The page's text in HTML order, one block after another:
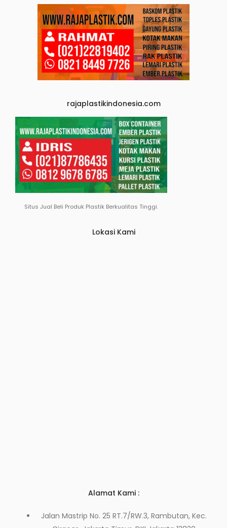
rajaplastikindonesia.com
Situs Jual Beli Produk Plastik Berkualitas Tinggi.
Lokasi Kami
Alamat Kami :
Jalan Mastrip No. 25 RT.7/RW.3, Rambutan, Kec.